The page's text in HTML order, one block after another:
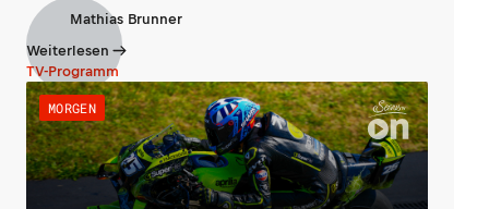
Mathias Brunner
Weiterlesen
TV-Programm
MORGEN